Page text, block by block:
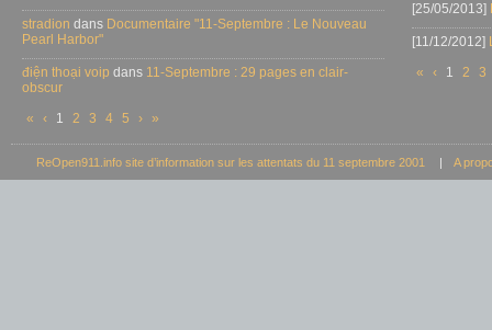
stradion dans Documentaire "11-Septembre : Le Nouveau
Pearl Harbor"
điện thoại voip dans 11-Septembre : 29 pages en clair-
obscur
«
‹ 1 2 3 4 5 › »
[25/05/2013]
[11/12/2012]
«
‹ 1 2 3
ReOpen911.info site d’information sur les attentats du 11 septembre 2001 | A